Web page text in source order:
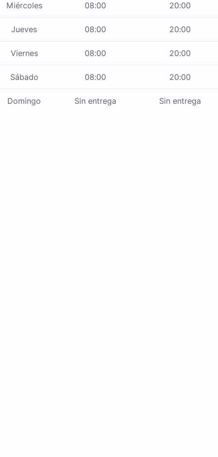
Miércoles 08:00 20:00
Jueves 08:00 20:00
Viernes 08:00 20:00
Sábado 08:00 20:00
Domingo Sin entrega Sin entrega